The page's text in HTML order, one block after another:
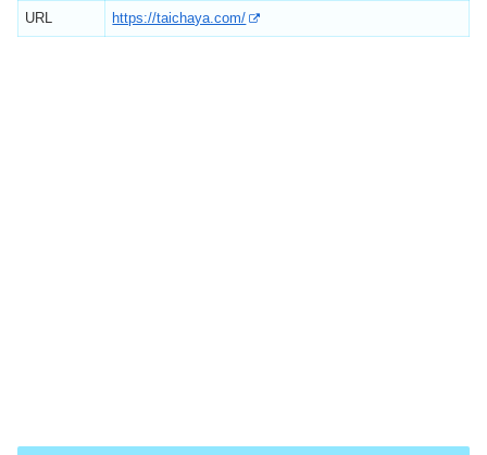
URL https://taichaya.com/